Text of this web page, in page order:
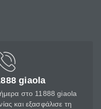
giaola
στο 11888 giaola
και εξασφάλισε τη